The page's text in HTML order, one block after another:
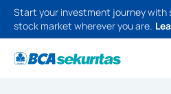
Start your investment journey with
stock market wherever you are.